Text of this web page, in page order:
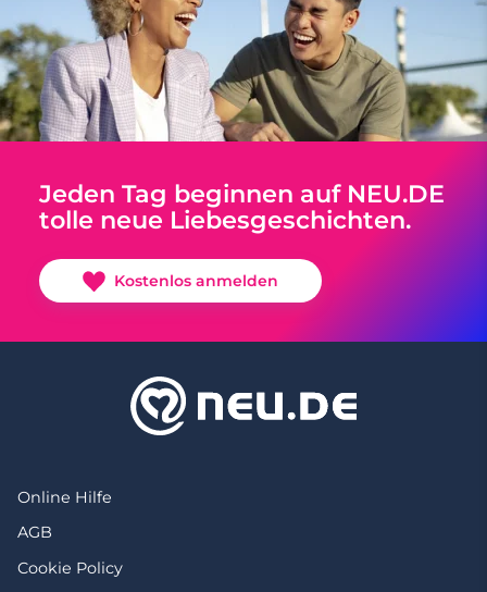
Jeden Tag beginnen auf NEU.DE
tolle neue Liebesgeschichten.
Kostenlos anmelden
Online Hilfe
AGB
Cookie Policy